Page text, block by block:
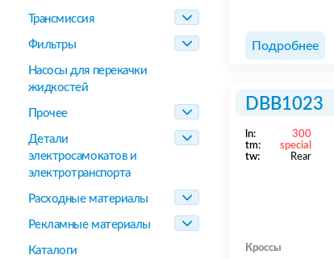
Трансмиссия
Фильтры
Насосы для перекачки
жидкостей
Прочее
Детали
электросамокатов и
электротранспорта
Расходные материалы
Рекламные материалы
Каталоги
Подробнее
DBB1023
ln:
300
tm:
special
tw:
Rear
Кроссы